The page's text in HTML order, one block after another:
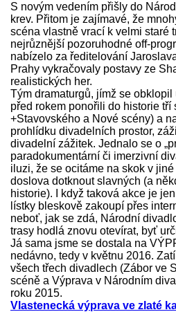
S novým vedením přišly do
krev. Přitom je zajímavé, že
scéna vlastně vrací k velmi staré
nejrůznější pozoruhodné off-
nabízelo za ředitelování
Prahy vykračovaly postavy ze
realistických her.
Tým dramaturgů, jímž se
před rokem ponořili do historie
+Stavovského a Nové scény) a
prohlídku divadelních prostor,
divadelní zážitek. Jednalo se o
paradokumentární či imerzivní
iluzi, že se ocitáme na skok v
doslova dotknout slavných (a
historie). I když taková akce je
lístky bleskově zakoupí přes
neboť, jak se zdá, Národní
trasy hodlá znovu otevírat, byť
Já sama jsme se dostala na
nedávno, tedy v květnu 2016.
všech třech divadlech (Zábor ve
scéně a Výprava v Národním
roku 2015.
Vlastenecká výprava ve zlaté